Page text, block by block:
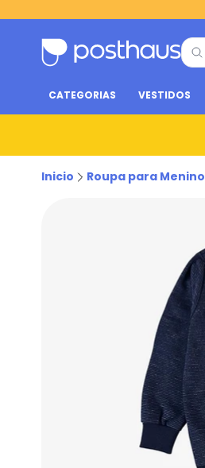
CATEGORIAS VESTIDOS
Inicio Roupa para Menino